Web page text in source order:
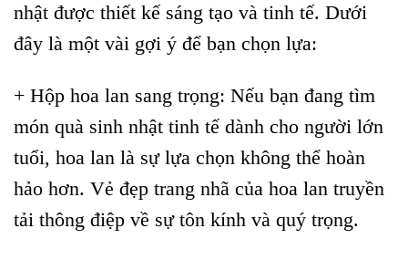
nhật được thiết kế sáng tạo và tinh tế. Dưới
đây là một vài gợi ý để bạn chọn lựa:
+ Hộp hoa lan sang trọng: Nếu bạn đang tìm
món quà sinh nhật tinh tế dành cho người lớn
tuổi, hoa lan là sự lựa chọn không thể hoàn
hảo hơn. Vẻ đẹp trang nhã của hoa lan truyền
tải thông điệp về sự tôn kính và quý trọng.